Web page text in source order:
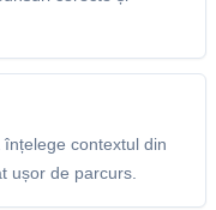
contextul din
ușor de parcurs.